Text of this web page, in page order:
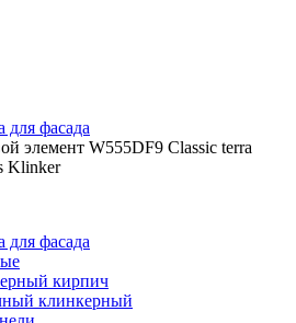
для фасада
элемент W555DF9 Classic terra
Klinker
для фасада
кирпич
клинкерный